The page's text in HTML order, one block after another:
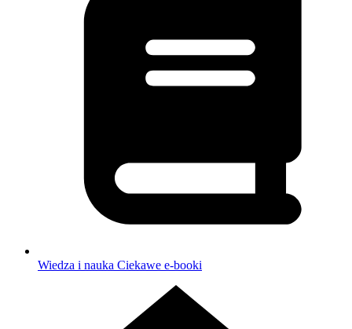
Wiedza i nauka Ciekawe e-booki